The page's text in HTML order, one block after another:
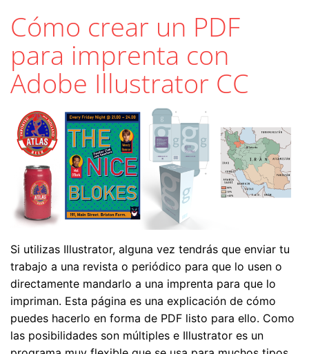
Cómo crear un PDF
para imprenta con
Adobe Illustrator CC
Si utilizas Illustrator, alguna vez tendrás que enviar tu
trabajo a una revista o periódico para que lo usen o
directamente mandarlo a una imprenta para que lo
impriman. Esta página es una explicación de cómo
puedes hacerlo en forma de PDF listo para ello. Como
las posibilidades son múltiples e Illustrator es un